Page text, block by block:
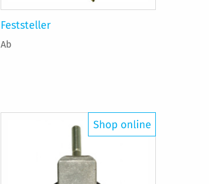
Feststeller
Ab